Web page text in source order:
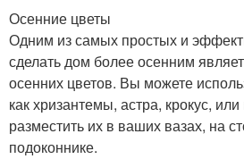
Осенние цветы
Одним из самых простых и
сделать дом более осенним
осенних цветов. Вы можете
как хризантемы, астра, крокус,
разместить их в ваших вазах, на
подоконнике.